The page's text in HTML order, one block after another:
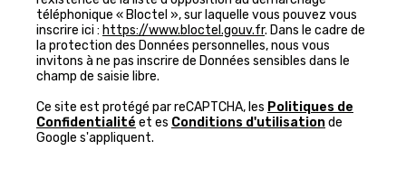
téléphonique « Bloctel », sur laquelle vous pouvez vous
inscrire ici : https://www.bloctel.gouv.fr. Dans le cadre de
la protection des Données personnelles, nous vous
invitons à ne pas inscrire de Données sensibles dans le
champ de saisie libre.
Ce site est protégé par reCAPTCHA, les Politiques de
Confidentialité et es Conditions d'utilisationde
Google s'appliquent.